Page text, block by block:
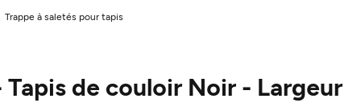
Trappe à saletés pour tapis
Tapis de couloir Noir - Largeur